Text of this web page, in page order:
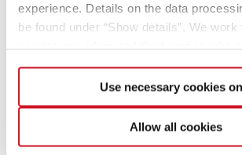
experience. Details on the data
be found under “Show details”. We work
data for their own purposes and merge
necessary. If you click the “Allow
select individual cookies in the detailed
your consent to the processing of your
Allow all cookies
Use necessary cookies
Für eine sichere Zukunft
vorsorgen
Dethleffs unterstützt seine Mitarbeiterinnen